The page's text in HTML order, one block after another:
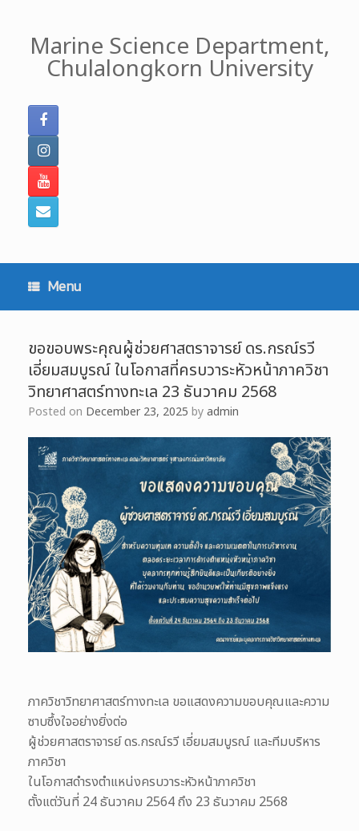
contentMarine Science Department,
Chulalongkorn University
Menu
ขอขอบพระคุณผู้ช่วยศาสตราจารย์ ดร.กรณ์รวี
เอี่ยมสมบูรณ์ ในโอกาสที่ครบวาระหัวหน้าภาควิชา
วิทยาศาสตร์ทางทะเล 23 ธันวาคม 2568
Posted on December 23, 2025 byadmin
ภาควิชาวิทยาศาสตร์ทางทะเล ขอแสดงความขอบคุณและความ
ซาบซึ้งใจอย่างยิ่งต่อ
ผู้ช่วยศาสตราจารย์ ดร.กรณ์รวี เอี่ยมสมบูรณ์ และทีมบริหาร
ภาควิชา
ในโอกาสดำรงตำแหน่งครบวาระหัวหน้าภาควิชา
ตั้งแต่วันที่ 24 ธันวาคม 2564 ถึง 23 ธันวาคม 2568